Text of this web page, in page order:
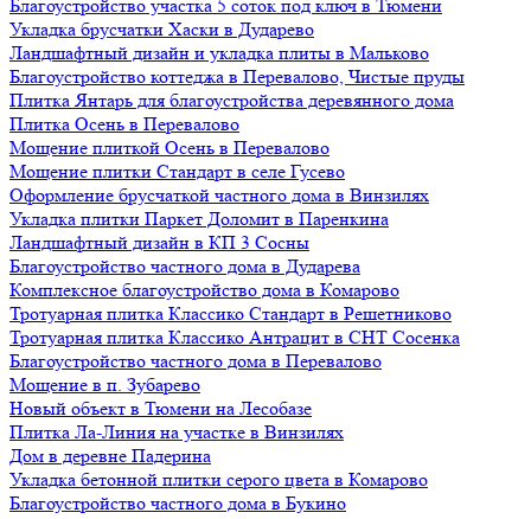
Благоустройство участка 5 соток под ключ в Тюмени
Укладка брусчатки Хаски в Дударево
Ландшафтный дизайн и укладка плиты в Мальково
Благоустройство коттеджа в Перевалово, Чистые пруды
Плитка Янтарь для благоустройства деревянного дома
Плитка Осень в Перевалово
Мощение плиткой Осень в Перевалово
Мощение плитки Стандарт в селе Гусево
Оформление брусчаткой частного дома в Винзилях
Укладка плитки Паркет Доломит в Паренкина
Ландшафтный дизайн в КП 3 Сосны
Благоустройство частного дома в Дударева
Комплексное благоустройство дома в Комарово
Тротуарная плитка Классико Стандарт в Решетниково
Тротуарная плитка Классико Антрацит в СНТ Сосенка
Благоустройство частного дома в Перевалово
Мощение в п. Зубарево
Новый объект в Тюмени на Лесобазе
Плитка Ла-Линия на участке в Винзилях
Дом в деревне Падерина
Укладка бетонной плитки серого цвета в Комарово
Благоустройство частного дома в Букино